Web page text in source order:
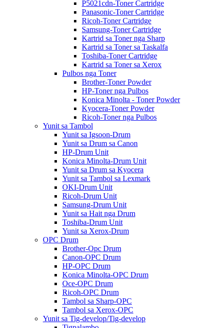
P5021cdn-Toner Cartridge
Panasonic-Toner Cartridge
Ricoh-Toner Cartridge
Samsung-Toner Cartridge
Kartrid sa Toner nga Sharp
Kartrid sa Toner sa Taskalfa
Toshiba-Toner Cartridge
Kartrid sa Toner sa Xerox
Pulbos nga Toner
Brother-Toner Powder
HP-Toner nga Pulbos
Konica Minolta - Toner Powder
Kyocera-Toner Powder
Ricoh-Toner nga Pulbos
Yunit sa Tambol
Yunit sa Igsoon-Drum
Yunit sa Drum sa Canon
HP-Drum Unit
Konica Minolta-Drum Unit
Yunit sa Drum sa Kyocera
Yunit sa Tambol sa Lexmark
OKI-Drum Unit
Ricoh-Drum Unit
Samsung-Drum Unit
Yunit sa Hait nga Drum
Toshiba-Drum Unit
Yunit sa Xerox-Drum
OPC Drum
Brother-Opc Drum
Canon-OPC Drum
HP-OPC Drum
Konica Minolta-OPC Drum
Oce-OPC Drum
Ricoh-OPC Drum
Tambol sa Sharp-OPC
Tambol sa Xerox-OPC
Yunit sa Tig-develop/Tig-develop